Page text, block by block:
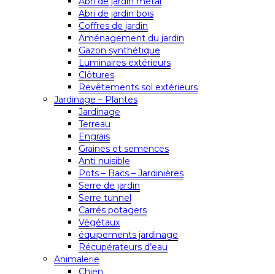
Abri de jardin bois
Coffres de jardin
Aménagement du jardin
Gazon synthétique
Luminaires extérieurs
Clôtures
Revêtements sol extérieurs
Jardinage – Plantes
Jardinage
Terreau
Engrais
Graines et semences
Anti nuisible
Pots – Bacs – Jardinières
Serre de jardin
Serre tunnel
Carrés potagers
Végétaux
équipements jardinage
Récupérateurs d’eau
Animalerie
Chien